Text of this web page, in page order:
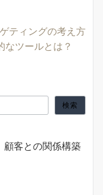
ティングの考え方
なツールとは？
検索
顧客との関係構築